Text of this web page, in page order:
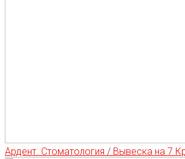
Ардент. Стоматология / Вывеска на 7